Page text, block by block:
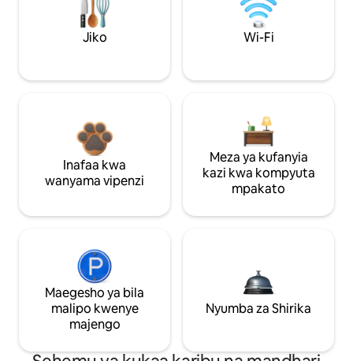
Jiko Wi-Fi
Inafaa kwa
wanyama vipenzi
Meza ya kufanyia
kazi kwa kompyuta
mpakato
Maegesho ya bila
malipo kwenye
majengo
Nyumba za Shirika